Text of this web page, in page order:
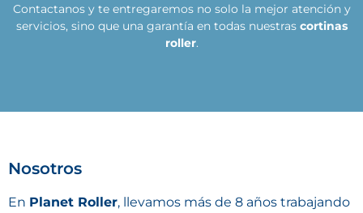
Contactanos y te entregaremos no solo la mejor atención y
servicios, sino que una garantía en todas nuestras cortinas
roller.
Nosotros
En Planet Roller, llevamos más de 8 años trabajando